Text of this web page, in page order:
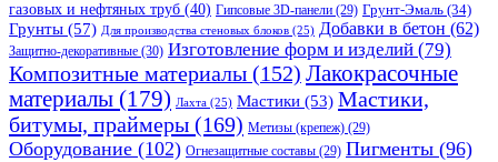
газовых и нефтяных труб (40) Гипсовые 3D-панели (29) Грунт-Эмаль (34)
Грунты (57) Для производства стеновых блоков (25) Добавки в бетон (62)
Защитно-декоративные (30) Изготовление форм и изделий (79)
Композитные материалы (152) Лакокрасочные
материалы (179) Лахта (25) Мастики (53) Мастики,
битумы, праймеры (169) Метизы (крепеж) (29)
Оборудование (102) Огнезащитные составы (29) Пигменты (96)